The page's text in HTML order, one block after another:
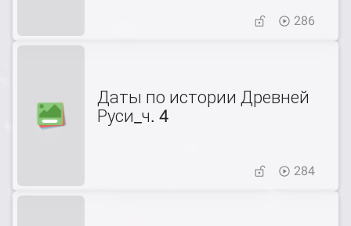
286
Даты по истории Древней
Руси_ч. 4
284